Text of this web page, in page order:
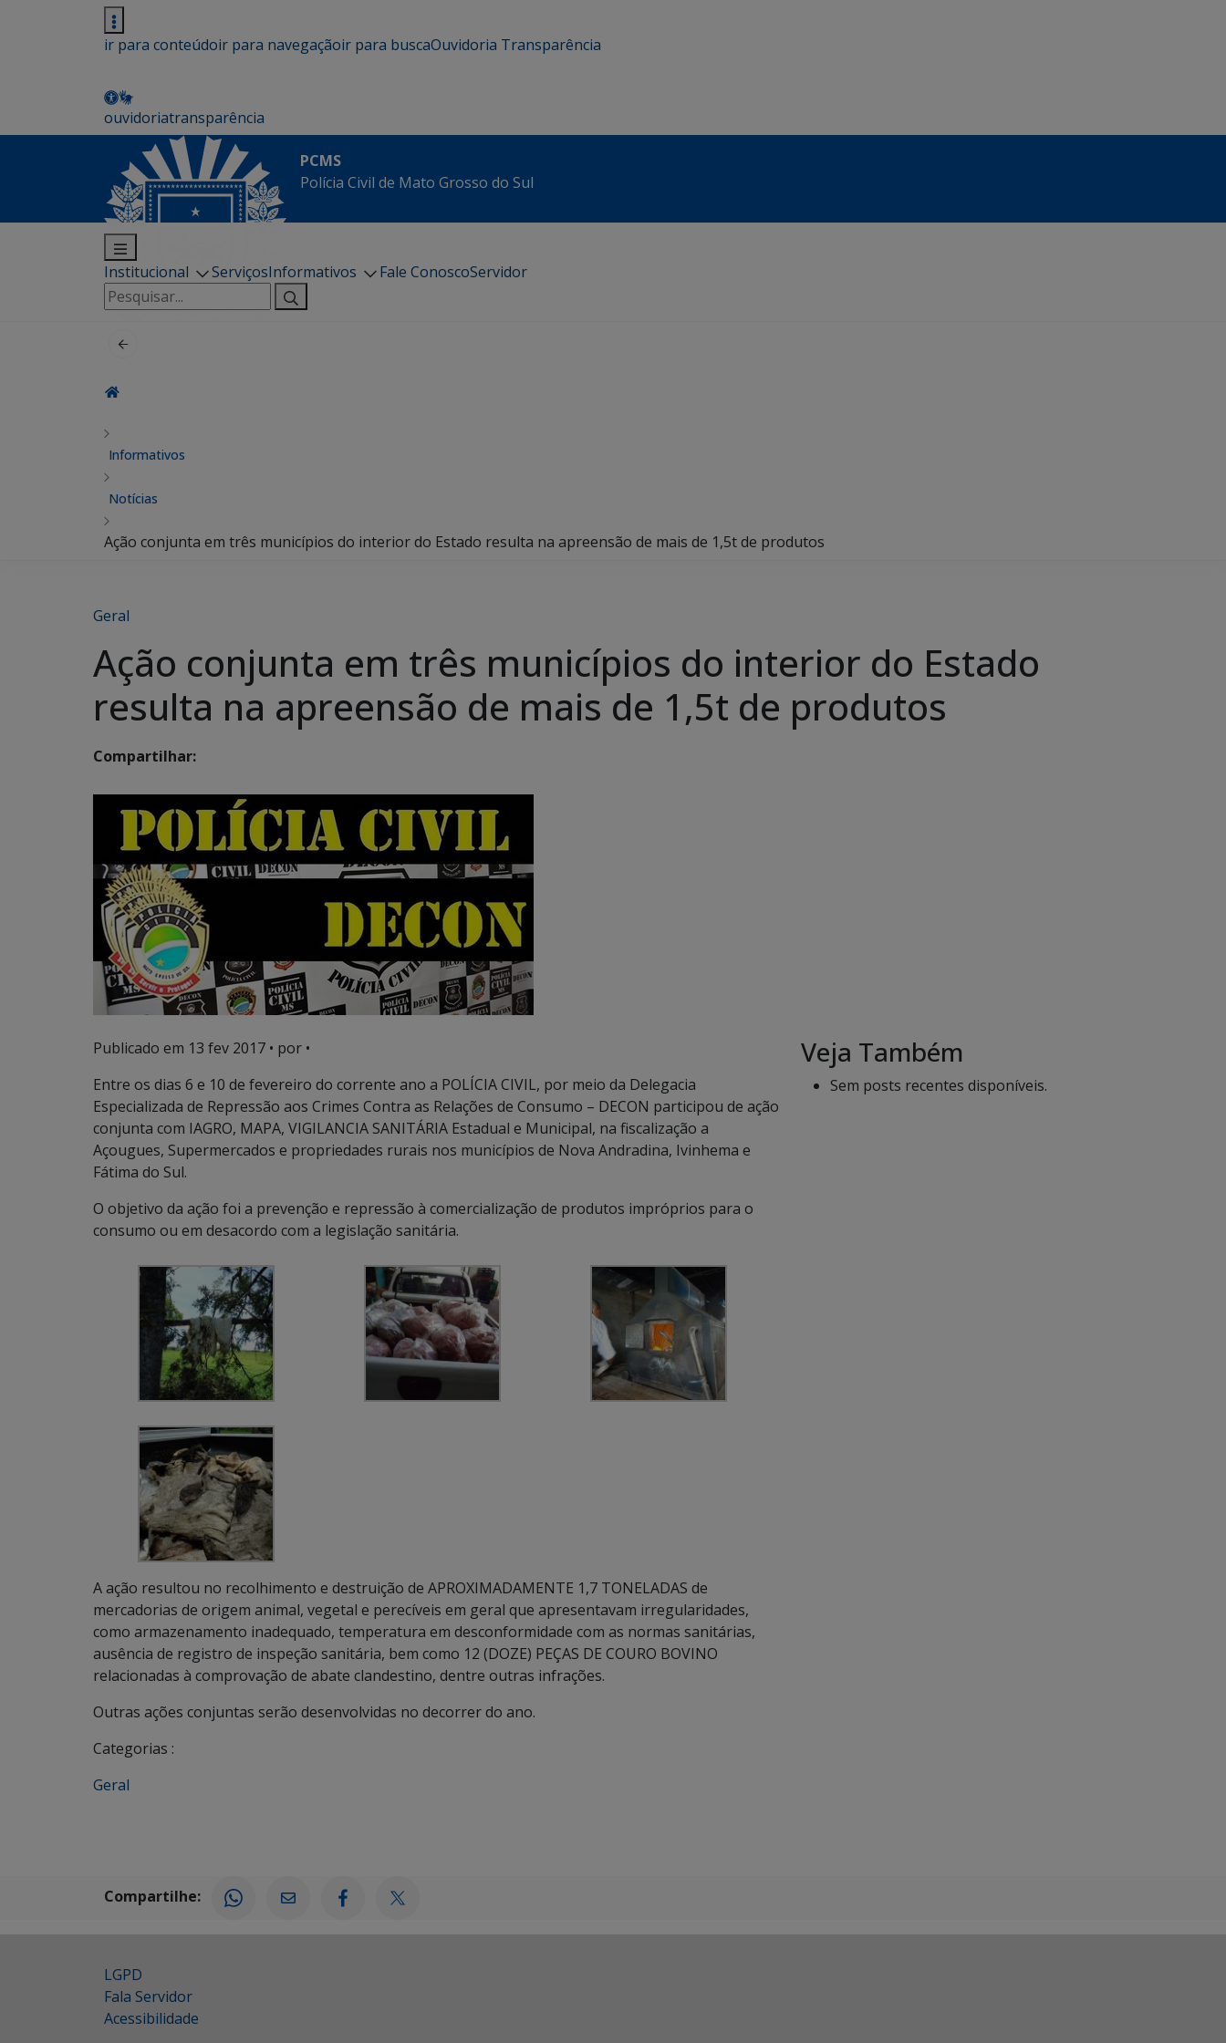
ir para conteúdoir para navegaçãoir para buscaOuvidoria Transparência
ouvidoriatransparência
PCMS
Polícia Civil de Mato Grosso do Sul
Institucional ServiçosInformativos Fale ConoscoServidor
Pesquisar
por:
Informativos
Notícias
Ação conjunta em três municípios do interior do Estado resulta na apreensão de mais de 1,5t de produtos
Geral
Ação conjunta em três municípios do interior do Estado
resulta na apreensão de mais de 1,5t de produtos
Compartilhar:
Publicado em 13 fev 2017 • por •
Entre os dias 6 e 10 de fevereiro do corrente ano a POLÍCIA CIVIL, por meio da Delegacia
Especializada de Repressão aos Crimes Contra as Relações de Consumo – DECON participou de ação
conjunta com IAGRO, MAPA, VIGILANCIA SANITÁRIA Estadual e Municipal, na fiscalização a
Açougues, Supermercados e propriedades rurais nos municípios de Nova Andradina, Ivinhema e
Fátima do Sul.
O objetivo da ação foi a prevenção e repressão à comercialização de produtos impróprios para o
consumo ou em desacordo com a legislação sanitária.
A ação resultou no recolhimento e destruição de APROXIMADAMENTE 1,7 TONELADAS de
mercadorias de origem animal, vegetal e perecíveis em geral que apresentavam irregularidades,
como armazenamento inadequado, temperatura em desconformidade com as normas sanitárias,
ausência de registro de inspeção sanitária, bem como 12 (DOZE) PEÇAS DE COURO BOVINO
relacionadas à comprovação de abate clandestino, dentre outras infrações.
Outras ações conjuntas serão desenvolvidas no decorrer do ano.
Categorias :
Geral
Veja Também
Sem posts recentes disponíveis.
Compartilhe:
LGPD
Fala Servidor
Acessibilidade